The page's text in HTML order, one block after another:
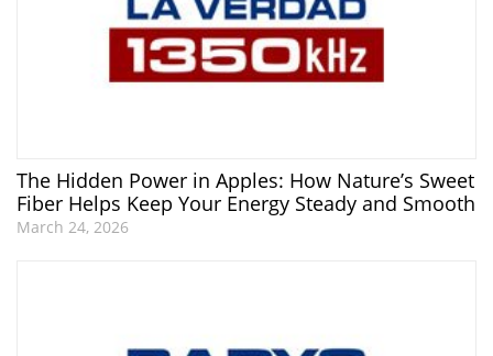
The Hidden Power in Apples: How Nature’s Sweet
Fiber Helps Keep Your Energy Steady and Smooth
March 24, 2026